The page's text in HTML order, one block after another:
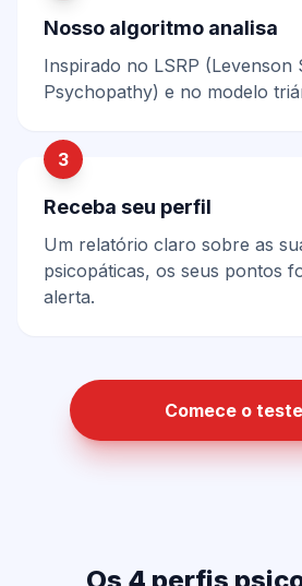
Nosso algoritmo analisa
Inspirado no LSRP (Levenson
Psychopathy) e no modelo
3
Receba seu perfil
Um relatório claro sobre as
psicopáticas, os seus pontos
alerta.
Comece o teste